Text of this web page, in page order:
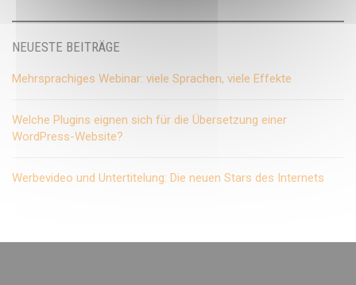
NEUESTE BEITRÄGE
Mehrsprachiges Webinar: viele Sprachen, viele Effekte
Welche Plugins eignen sich für die Übersetzung einer
WordPress-Website?
Werbevideo und Untertitelung: Die neuen Stars des Internets